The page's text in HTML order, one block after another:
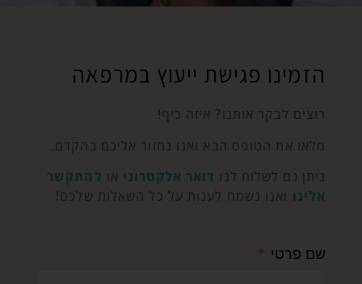
הזמינו פגישת ייעוץ במרפאה
רוצים לבקר אותנו? איזה כיף!
מלאו את הטופס הבא ואנו נחזור אליכם בהקדם.
ניתן גם לשלוח לנו
דואר אלקטרוני או להתקשר
אלינו ואנו נשמח לענות על כל השאלות שלכם!
שם פרטי